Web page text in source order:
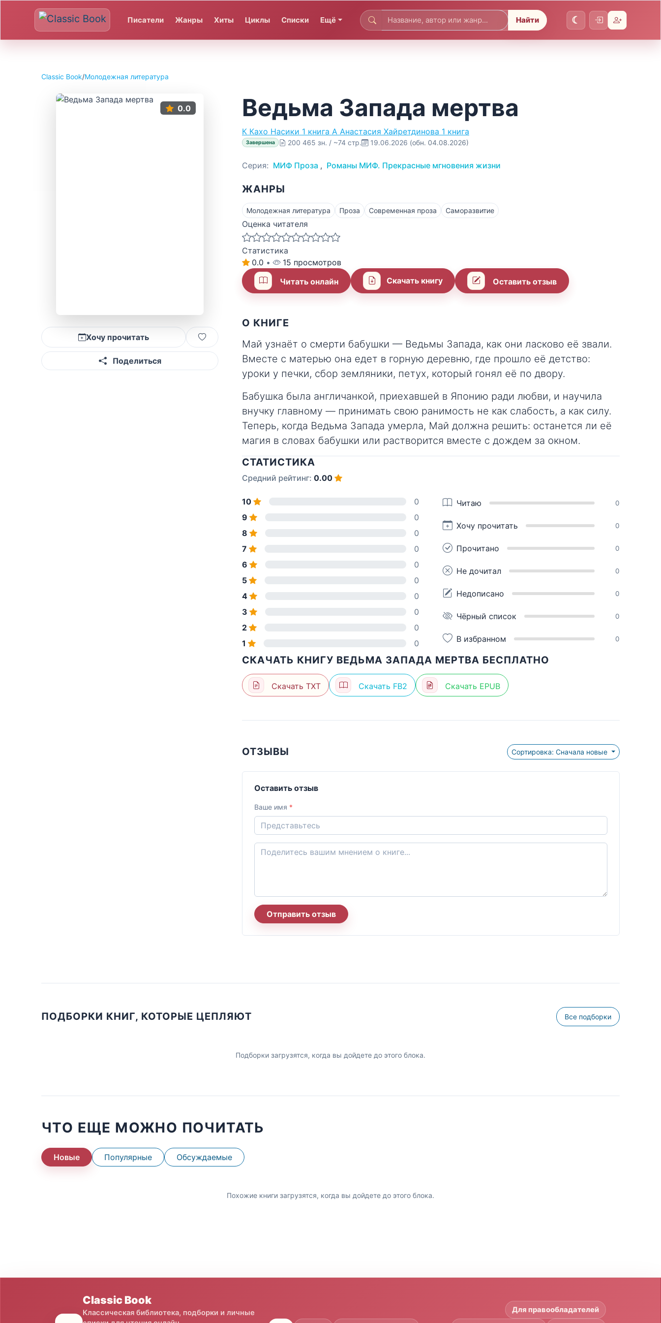
Писатели Жанры Хиты Циклы Списки Ещё Найти
Classic Book/Молодежная литература
0.0
Хочу прочитать
Поделиться
Ведьма Запада мертва
К Кахо Насики 1 книга А Анастасия Хайретдинова 1 книга
Завершена 200 465 зн. / ~74 стр. 19.06.2026 (обн. 04.08.2026)
Серия: МИФ Проза , Романы МИФ. Прекрасные мгновения жизни
ЖАНРЫ
Молодежная литература Проза Современная проза Саморазвитие
Оценка читателя
Статистика
0.0 •
15 просмотров
Читать онлайн
Скачать книгу Оставить отзыв
О КНИГЕ
Май узнаёт о смерти бабушки — Ведьмы Запада, как они ласково её звали.
Вместе с матерью она едет в горную деревню, где прошло её детство:
уроки у печки, сбор земляники, петух, который гонял её по двору.
Бабушка была англичанкой, приехавшей в Японию ради любви, и научила
внучку главному — принимать свою ранимость не как слабость, а как силу.
Теперь, когда Ведьма Запада умерла, Май должна решить: останется ли её
магия в словах бабушки или растворится вместе с дождем за окном.
СТАТИСТИКА
Средний рейтинг: 0.00
10
0
9
0
8
0
7
0
6
0
5
0
4
0
3
0
2
0
1
0
Читаю 0
Хочу прочитать 0
Прочитано 0
Не дочитал 0
Недописано 0
Чёрный список 0
В избранном 0
СКАЧАТЬ КНИГУ ВЕДЬМА ЗАПАДА МЕРТВА БЕСПЛАТНО
Скачать TXT Скачать FB2 Скачать EPUB
ОТЗЫВЫ Сортировка: Сначала новые
Оставить отзыв
Ваше имя *
Отправить отзыв
ПОДБОРКИ КНИГ, КОТОРЫЕ ЦЕПЛЯЮТ Все подборки
Подборки загрузятся, когда вы дойдете до этого блока.
ЧТО ЕЩЕ МОЖНО ПОЧИТАТЬ
Новые Популярные Обсуждаемые
Похожие книги загрузятся, когда вы дойдете до этого блока.
Classic Book
Классическая библиотека, подборки и личные
Для правообладателей